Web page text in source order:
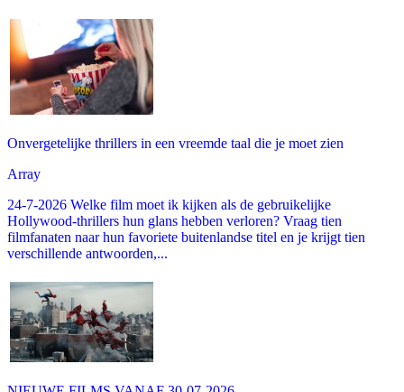
Onvergetelijke thrillers in een vreemde taal die je moet zien
Array
24-7-2026 Welke film moet ik kijken als de gebruikelijke
Hollywood-thrillers hun glans hebben verloren? Vraag tien
filmfanaten naar hun favoriete buitenlandse titel en je krijgt tien
verschillende antwoorden,...